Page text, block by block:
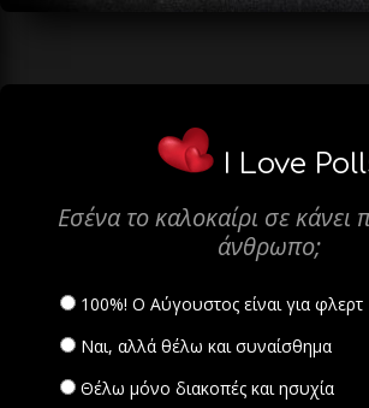
I Love
Εσένα το καλοκαίρι σε κάνει
άνθρωπο;
100%! Ο Αύγουστος είναι για φλερτ
Ναι, αλλά θέλω και συναίσθημα
Θέλω μόνο διακοπές και ησυχία